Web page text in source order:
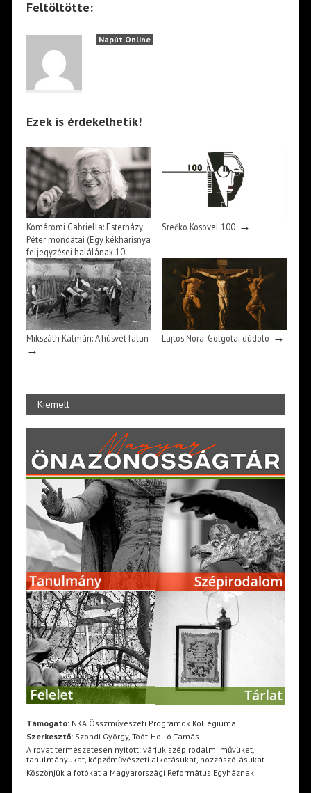
Feltöltötte:
Napút Online
Ezek is érdekelhetik!
Komáromi Gabriella: Esterházy
Péter mondatai (Egy kékharisnya
feljegyzései halálának 10.
évfordulóján)*→
Srečko Kosovel 100→
Mikszáth Kálmán: A húsvét falun
→
Lajtos Nóra: Golgotai dúdoló →
Kiemelt
Támogató:NKA Összművészeti Programok Kollégiuma
Szerkesztő:Szondi György, Toót-Holló Tamás
A rovat természetesen nyitott: várjuk szépirodalmi művüket,
tanulmányukat, képzőművészeti alkotásukat, hozzászólásukat.
Köszönjük a fotókat a Magyarországi Református Egyháznak